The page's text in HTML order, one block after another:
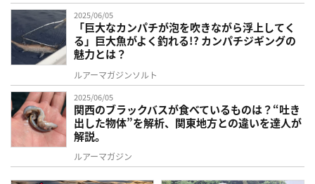
2025/06/05
「巨大なカンパチが泡を吹きながら浮上してく
る」巨大魚がよく釣れる!? カンパチジギングの
魅力とは？
ルアーマガジンソルト
2025/06/05
関西のブラックバスが食べているものは？“吐き
出した物体”を解析、関東地方との違いを達人が
解説。
ルアーマガジン